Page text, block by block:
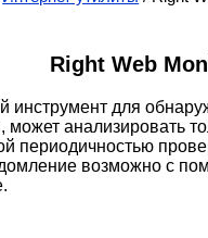
Right Web
инструмент для
может анализировать
периодичностью
возможно с